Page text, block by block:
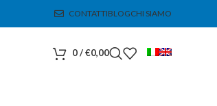
CONTATTIBLOGCHI SIAMO
0/€0,00